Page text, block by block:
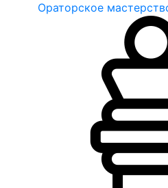
Ораторское